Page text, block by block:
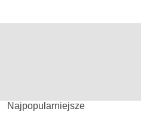
Najpopularniejsze